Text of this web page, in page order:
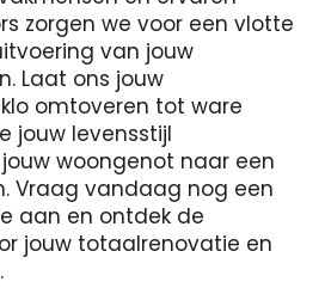
zorgen we voor een vlotte
van jouw
Laat ons jouw
omtoveren tot ware
jouw levensstijl
woongenot naar een
Vraag vandaag nog een
aan en ontdek de
jouw totaalrenovatie en